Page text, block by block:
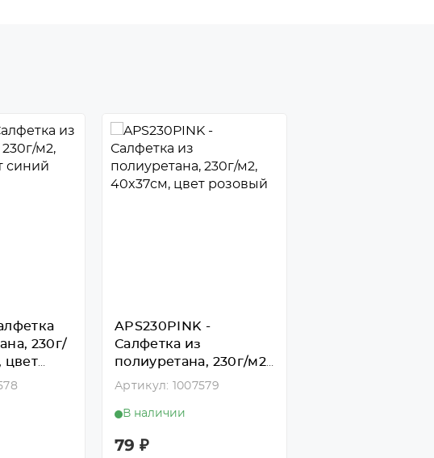
230г/
цвет
APS230PINK -
Салфетка из
полиуретана, 230г/м2,
40x37см, цвет
Артикул: 1007579
В наличии
79 ₽